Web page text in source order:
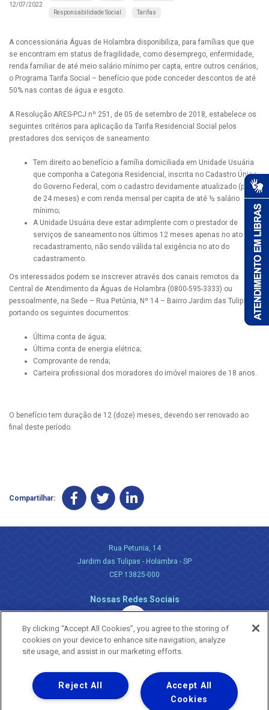
12/07/2022
Responsabilidade Social Tarifas
A concessionária Águas de Holambra disponibiliza, para famílias que que
se encontram em status de fragilidade, como desemprego, enfermidade,
renda familiar de até meio salário mínimo per capta, entre outros cenários,
o Programa Tarifa Social – benefício que pode conceder descontos de até
50% nas contas de água e esgoto.
A Resolução ARES-PCJ nº 251, de 05 de setembro de 2018, estabelece os
seguintes critérios para aplicação da Tarifa Residencial Social pelos
prestadores dos serviços de saneamento:
Tem direito ao benefício a família domiciliada em Unidade Usuária
que componha a Categoria Residencial, inscrita no Cadastro Único
do Governo Federal, com o cadastro devidamente atualizado (prazo
de 24 meses) e com renda mensal per capita de até ½ salário
mínimo;
A Unidade Usuária deve estar adimplente com o prestador de
serviços de saneamento nos últimos 12 meses apenas no ato do
recadastramento, não sendo válida tal exigência no ato do
cadastramento.
Os interessados podem se inscrever através dos canais remotos da
Central de Atendimento da Águas de Holambra (0800-595-3333) ou
pessoalmente, na Sede – Rua Petúnia, Nº 14 – Bairro Jardim das Tulipas,
portando os seguintes documentos:
Última conta de água;
Última conta de energia elétrica;
Comprovante de renda;
Carteira profissional dos moradores do imóvel maiores de 18 anos.
O benefício tem duração de 12 (doze) meses, devendo ser renovado ao
final deste período.
Compartilhar:
Rua Petunia, 14
Jardim das Tulipas - Holambra - SP
CEP 13825-000
Nossas Redes Sociais
Uma empresa
Copyright ® 2026 - Todos os Direitos Reservados.
By clicking “Accept All Cookies”, you agree to the storing of
cookies on your device to enhance site navigation, analyze
site usage, and assist in our marketing efforts.
Accept All
Cookies
Reject All